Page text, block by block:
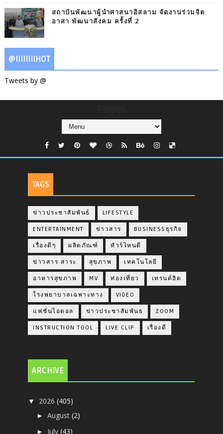
สถาบันพัฒนาผู้นำศาสนาอิสลาม จัดงานร่วมจิต
อาสา พัฒนาสังคม ครั้งที่ 2
@IIIIIIIIHOT
Tweets by @
TAGS
ข่าวประชาสัมพันธ์ LIFESTYLE
ENTERTAINMENT ข่าวสาร BUSINESSธุรกิจ
เรื่องดีๆ ผลิตภัณฑ์ ทัวร์ไหนดี
ข่าวสาร สาระ สุขภาพ เทคโนโลยี
อาหารสุขภาพ MV ท่องเที่ยว เทรนด์ฮิต
โรงพยาบาลเฉพาะทาง VIDEO
แฟชั่นไอดอล ข่าวประชาสัมพันธ ZOOM
INSTRUCTION TOOL LIVE CLIP เรื่องดี
ARCHIVE
▼ 2026(405)
►August(2)
► July(43)